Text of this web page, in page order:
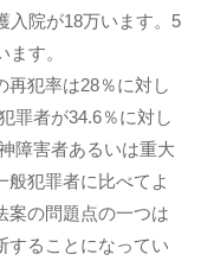
入院が18万います。5
す。
犯率は28％に対し
罪者が34.6％に対し
障害者あるいは重大
般犯罪者に比べてよ
案の問題点の一つは
することになってい